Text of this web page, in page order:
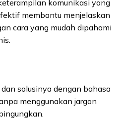
komunikasi yang
membantu menjelaskan
cara yang mudah dipahami
solusinya dengan bahasa
menggunakan jargon